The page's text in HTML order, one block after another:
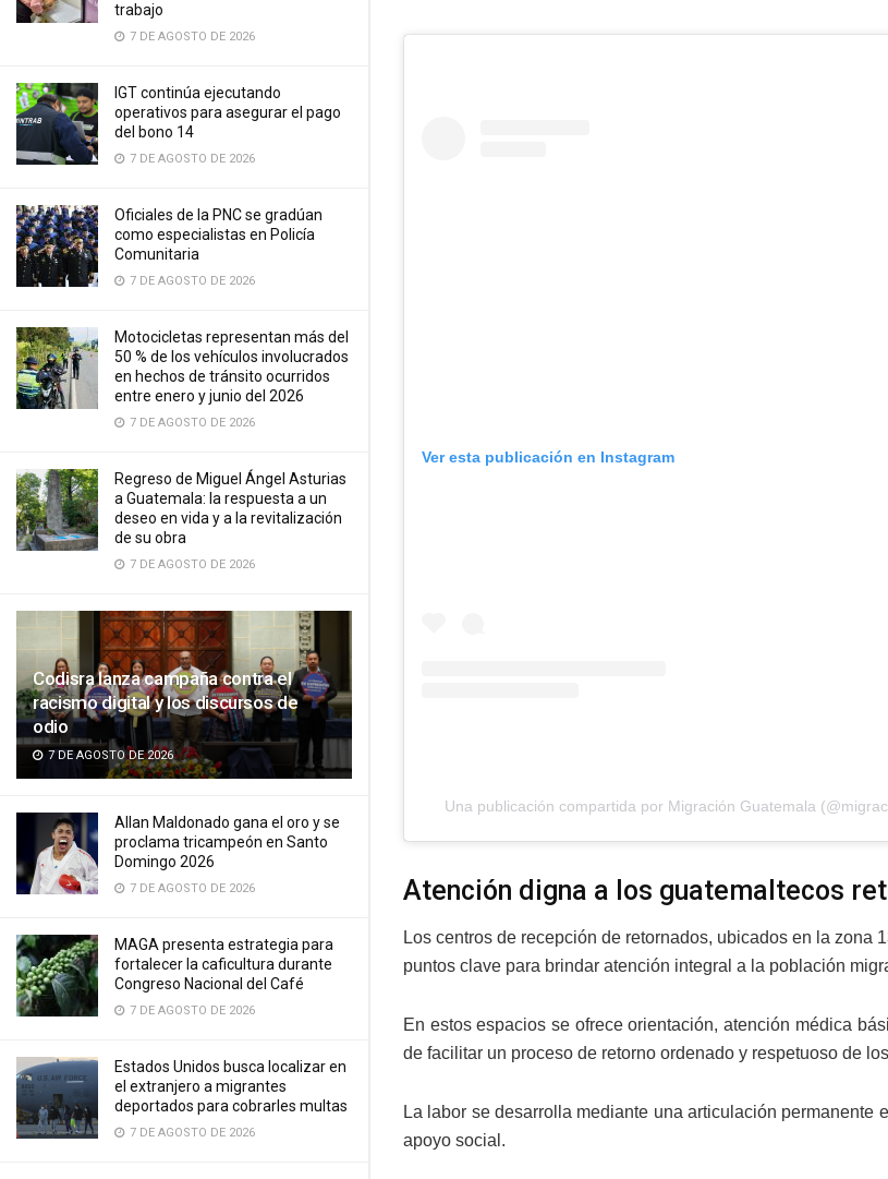
trabajo
7 DE AGOSTO DE 2026
IGT continúa ejecutando
operativos para asegurar el pago
del bono 14
7 DE AGOSTO DE 2026
Oficiales de la PNC se gradúan
como especialistas en Policía
Comunitaria
7 DE AGOSTO DE 2026
Motocicletas representan más del
50 % de los vehículos involucrados
en hechos de tránsito ocurridos
entre enero y junio del 2026
7 DE AGOSTO DE 2026
Regreso de Miguel Ángel Asturias
a Guatemala: la respuesta a un
deseo en vida y a la revitalización
de su obra
7 DE AGOSTO DE 2026
Codisra lanza campaña contra el
racismo digital y los discursos de
odio
7 DE AGOSTO DE 2026
Allan Maldonado gana el oro y se
proclama tricampeón en Santo
Domingo 2026
7 DE AGOSTO DE 2026
MAGA presenta estrategia para
fortalecer la caficultura durante
Congreso Nacional del Café
7 DE AGOSTO DE 2026
Estados Unidos busca localizar en
el extranjero a migrantes
deportados para cobrarles multas
7 DE AGOSTO DE 2026
Ver esta publicación en Instagram
Una publicación compartida por Migración Guatemala
Atención digna a los guatemaltecos
Los centros de recepción de retornados, ubicados en la
puntos clave para brindar atención integral a la población
En estos espacios se ofrece orientación, atención médica
de facilitar un proceso de retorno ordenado y respetuoso de
La labor se desarrolla mediante una articulación
apoyo social.